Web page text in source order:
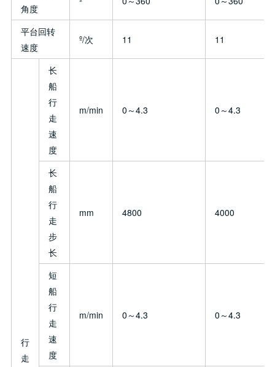
角度
平台回转
速度
º/次 11 11
行
走
长
船
行
走
速
度
m/min 0～4.3 0～4.3
长
船
行
走
步
长
mm 4800 4000
短
船
行
走
速
度
m/min 0～4.3 0～4.3